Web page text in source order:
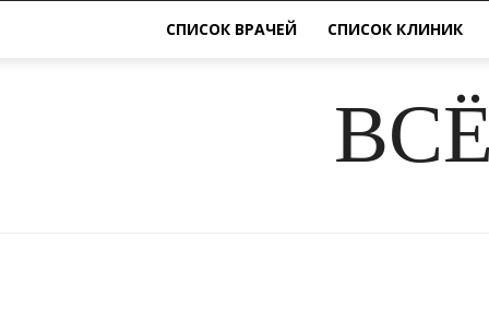
СПИСОК ВРАЧЕЙ СПИСОК КЛИНИК